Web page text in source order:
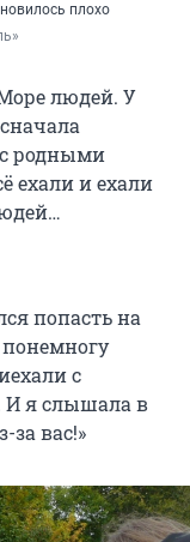
плохо
людей. У
с родными
ехали и ехали
попасть на
с
я слышала в
за вас!»